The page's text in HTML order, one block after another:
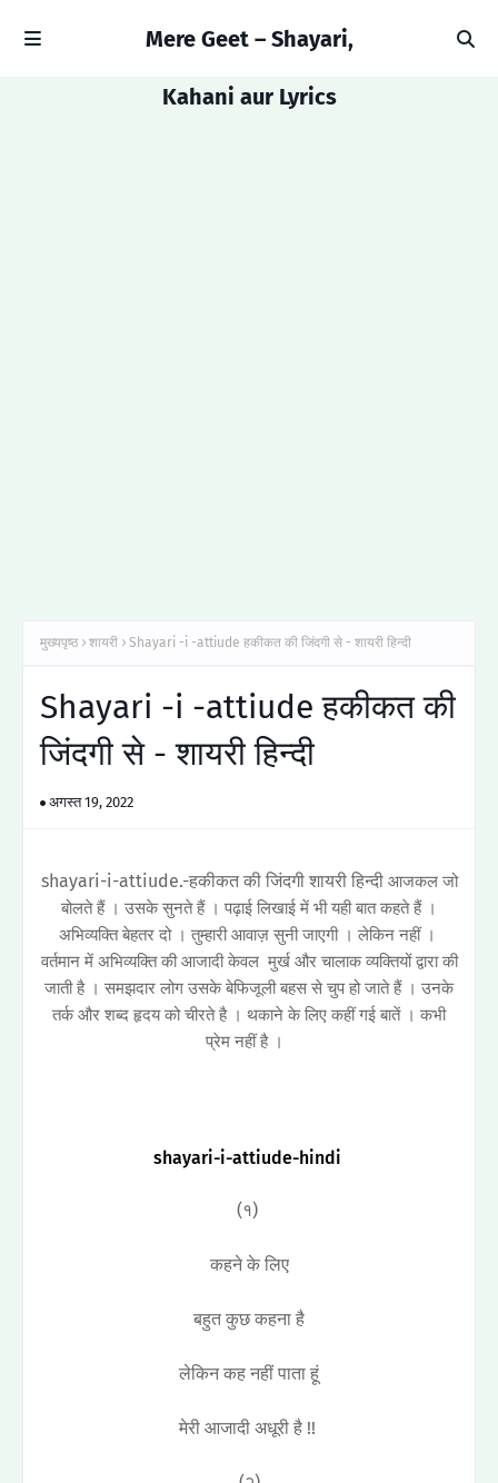
Mere Geet – Shayari,
Kahani aur Lyrics
मुख्यपृष्ठ शायरी Shayari -i -attiude हकीकत की जिंदगी से - शायरी हिन्दी
Shayari -i -attiude हकीकत की
जिंदगी से - शायरी हिन्दी
अगस्त 19, 2022
shayari-i-attiude.-हकीकत की जिंदगी शायरी हिन्दी आजकल जो
बोलते हैं । उसके सुनते हैं । पढ़ाई लिखाई में भी यही बात कहते हैं ।
अभिव्यक्ति बेहतर दो । तुम्हारी आवाज़ सुनी जाएगी । लेकिन नहीं ।
वर्तमान में अभिव्यक्ति की आजादी केवल मुर्ख और चालाक व्यक्तियों द्वारा की
जाती है । समझदार लोग उसके बेफिजूली बहस से चुप हो जाते हैं । उनके
तर्क और शब्द हृदय को चीरते है । थकाने के लिए कहीं गई बातें । कभी
प्रेम नहीं है ।
shayari-i-attiude-hindi
(१)
कहने के लिए
बहुत कुछ कहना है
लेकिन कह नहीं पाता हूं
मेरी आजादी अधूरी है !!